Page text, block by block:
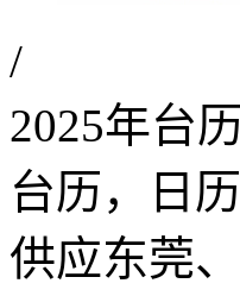
/
2025年台
台历，日
供应东莞